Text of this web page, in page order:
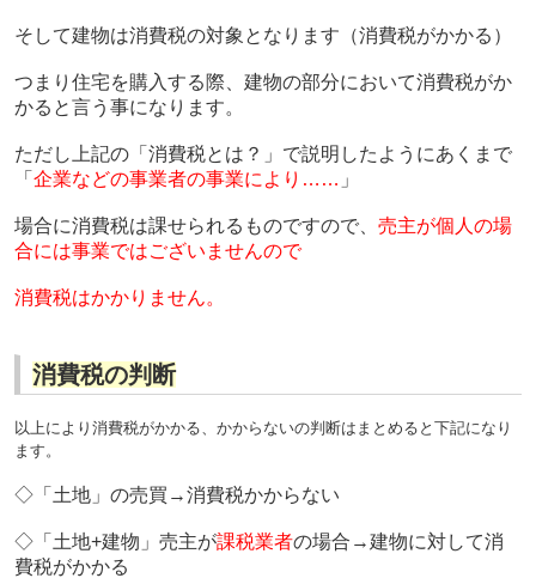
そして建物は消費税の対象となります（消費税がかかる）
つまり住宅を購入する際、建物の部分において消費税がか
かると言う事になります。
ただし上記の「消費税とは？」で説明したようにあくまで
「 企業などの事業者の事業により…… 」
場合に消費税は課せられるものですので、 売主が個人の場
合には事業ではございませんので
消費税はかかりません。
消費税の判断
以上により消費税がかかる、かからないの判断はまとめると下記になり
ます。
◇「土地」の売買→消費税かからない
◇「土地+建物」売主が課税業者の場合→建物に対して消
費税がかかる